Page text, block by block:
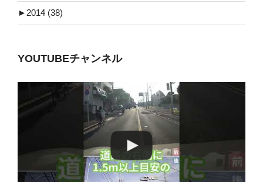
► 2014 (38)
YOUTUBEチャンネル